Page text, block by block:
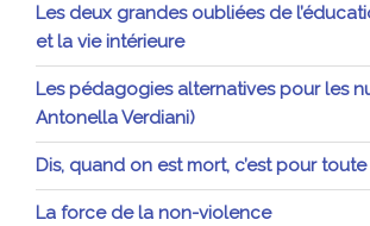
Les deux grandes oubliées de
et la vie intérieure
Les pédagogies alternatives pour les
Antonella Verdiani)
Dis, quand on est mort, c’est pour toute
La force de la non-violence